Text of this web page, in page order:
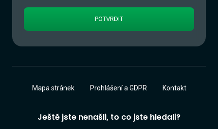
Ještě jste nenašli, to co jste hledali?
Mapa stránek Prohlášení a GDPR Kontakt